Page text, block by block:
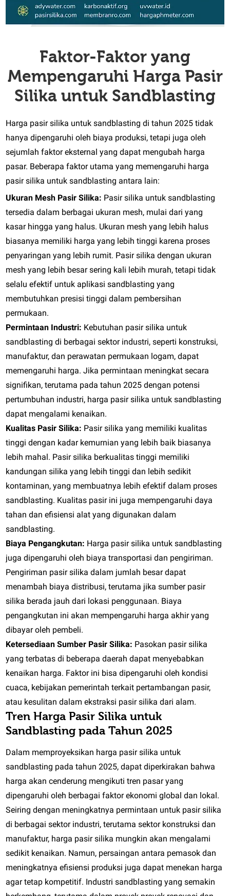
Faktor-Faktor yang
Mempengaruhi Harga Pasir
Silika untuk Sandblasting
Harga pasir silika untuk sandblasting di tahun 2025 tidak
hanya dipengaruhi oleh biaya produksi, tetapi juga oleh
sejumlah faktor eksternal yang dapat mengubah harga
pasar. Beberapa faktor utama yang memengaruhi harga
pasir silika untuk sandblasting antara lain:
Ukuran Mesh Pasir Silika: Pasir silika untuk sandblasting
tersedia dalam berbagai ukuran mesh, mulai dari yang
kasar hingga yang halus. Ukuran mesh yang lebih halus
biasanya memiliki harga yang lebih tinggi karena proses
penyaringan yang lebih rumit. Pasir silika dengan ukuran
mesh yang lebih besar sering kali lebih murah, tetapi tidak
selalu efektif untuk aplikasi sandblasting yang
membutuhkan presisi tinggi dalam pembersihan
permukaan.
Permintaan Industri: Kebutuhan pasir silika untuk
sandblasting di berbagai sektor industri, seperti konstruksi,
manufaktur, dan perawatan permukaan logam, dapat
memengaruhi harga. Jika permintaan meningkat secara
signifikan, terutama pada tahun 2025 dengan potensi
pertumbuhan industri, harga pasir silika untuk sandblasting
dapat mengalami kenaikan.
Kualitas Pasir Silika: Pasir silika yang memiliki kualitas
tinggi dengan kadar kemurnian yang lebih baik biasanya
lebih mahal. Pasir silika berkualitas tinggi memiliki
kandungan silika yang lebih tinggi dan lebih sedikit
kontaminan, yang membuatnya lebih efektif dalam proses
sandblasting. Kualitas pasir ini juga mempengaruhi daya
tahan dan efisiensi alat yang digunakan dalam
sandblasting.
Biaya Pengangkutan: Harga pasir silika untuk sandblasting
juga dipengaruhi oleh biaya transportasi dan pengiriman.
Pengiriman pasir silika dalam jumlah besar dapat
menambah biaya distribusi, terutama jika sumber pasir
silika berada jauh dari lokasi penggunaan. Biaya
pengangkutan ini akan mempengaruhi harga akhir yang
dibayar oleh pembeli.
Ketersediaan Sumber Pasir Silika: Pasokan pasir silika
yang terbatas di beberapa daerah dapat menyebabkan
kenaikan harga. Faktor ini bisa dipengaruhi oleh kondisi
cuaca, kebijakan pemerintah terkait pertambangan pasir,
atau kesulitan dalam ekstraksi pasir silika dari alam.
Tren Harga Pasir Silika untuk
Sandblasting pada Tahun 2025
Dalam memproyeksikan harga pasir silika untuk
sandblasting pada tahun 2025, dapat diperkirakan bahwa
harga akan cenderung mengikuti tren pasar yang
dipengaruhi oleh berbagai faktor ekonomi global dan lokal.
Seiring dengan meningkatnya permintaan untuk pasir silika
di berbagai sektor industri, terutama sektor konstruksi dan
manufaktur, harga pasir silika mungkin akan mengalami
sedikit kenaikan. Namun, persaingan antara pemasok dan
meningkatnya efisiensi produksi juga dapat menekan harga
agar tetap kompetitif. Industri sandblasting yang semakin